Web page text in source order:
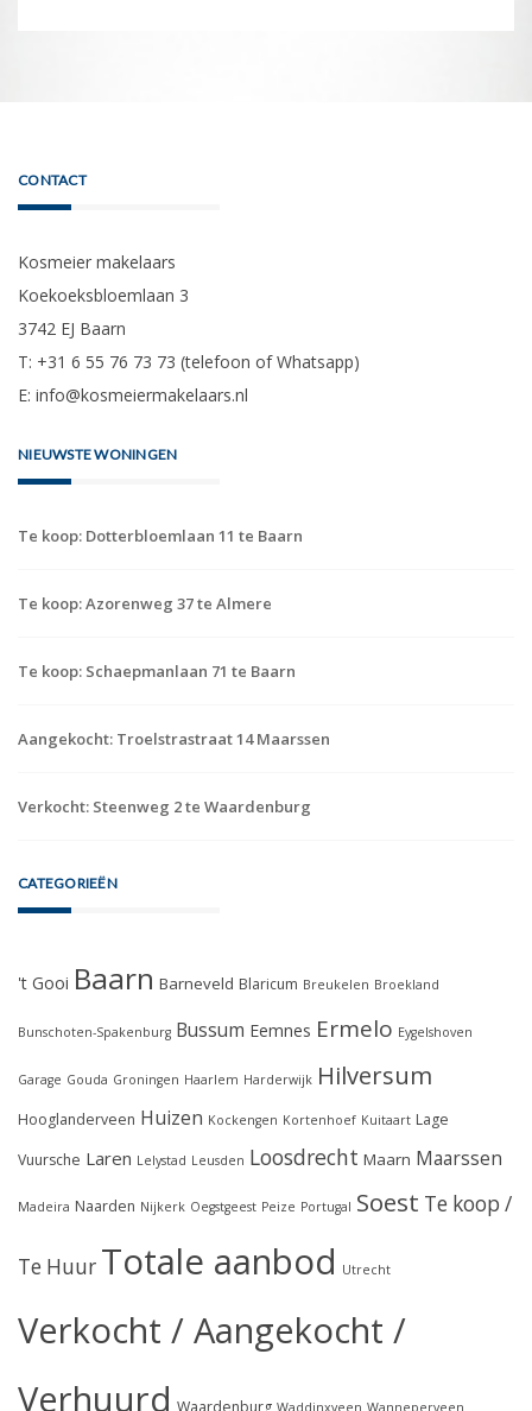
CONTACT
Kosmeier makelaars
Koekoeksbloemlaan 3
3742 EJ Baarn
T: +31 6 55 76 73 73 (telefoon of Whatsapp)
E: info@kosmeiermakelaars.nl
NIEUWSTE WONINGEN
Te koop: Dotterbloemlaan 11 te Baarn
Te koop: Azorenweg 37 te Almere
Te koop: Schaepmanlaan 71 te Baarn
Aangekocht: Troelstrastraat 14 Maarssen
Verkocht: Steenweg 2 te Waardenburg
CATEGORIEËN
't Gooi Baarn Barneveld Blaricum Breukelen Broekland
Bunschoten-Spakenburg Bussum Eemnes Ermelo Eygelshoven
Garage Gouda Groningen Haarlem Harderwijk Hilversum
Hooglanderveen Huizen Kockengen Kortenhoef Kuitaart Lage
Vuursche Laren Lelystad Leusden Loosdrecht Maarn Maarssen
Madeira Naarden Nijkerk Oegstgeest Peize Portugal Soest Te koop /
Te Huur Totale aanbod Utrecht
Verkocht / Aangekocht /
Verhuurd Waardenburg Waddinxveen Wanneperveen